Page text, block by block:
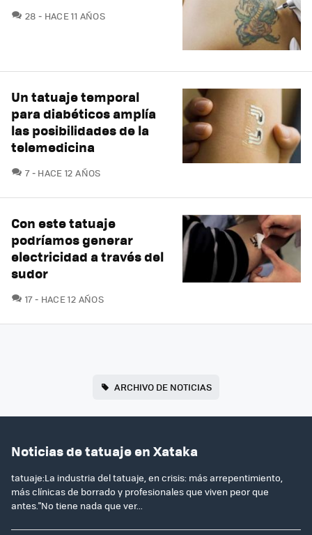
28 COMENTARIOS
HACE 11 AÑOS
Un tatuaje temporal
para diabéticos amplía
las posibilidades de la
telemedicina
7COMENTARIOS
HACE 12 AÑOS
Con este tatuaje
podríamos generar
electricidad a través del
sudor
17COMENTARIOS
HACE 12 AÑOS
ARCHIVO DE NOTICIAS
Noticias de tatuaje en Xataka
tatuaje:La industria del tatuaje, en crisis: más arrepentimiento,
más clínicas de borrado y profesionales que viven peor que
antes."No tiene nada que ver...